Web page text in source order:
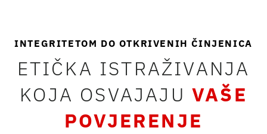
INTEGRITETOM DO OTKRIVENIH ČINJENICA
ETIČKA ISTRAŽIVANJA
KOJA OSVAJAJU VAŠE
POVJERENJE